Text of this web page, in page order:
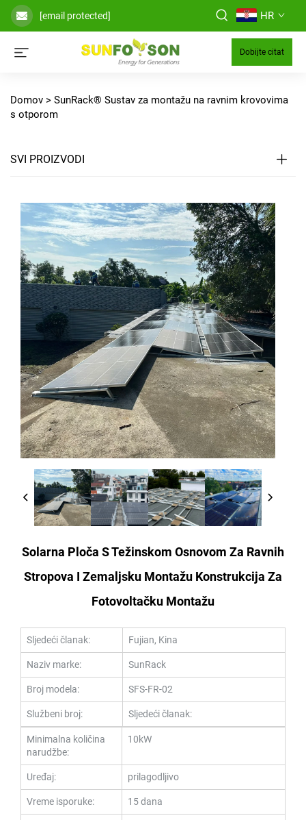
[email protected] HR
Dobijte citat
Domov > SunRack® Sustav za montažu na ravnim krovovima
s otporom
SVI PROIZVODI
Solarna Ploča S Težinskom Osnovom Za Ravnih
Stropova I Zemaljsku Montažu Konstrukcija Za
Fotovoltačku Montažu
Sljedeći članak: Fujian, Kina
Naziv marke: SunRack
Broj modela: SFS-FR-02
Službeni broj: Sljedeći članak:
Minimalna količina
narudžbe:
10kW
Uređaj: prilagodljivo
Vreme isporuke: 15 dana